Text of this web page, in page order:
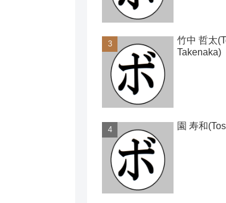
竹中 哲太
Takenaka)
園 寿和